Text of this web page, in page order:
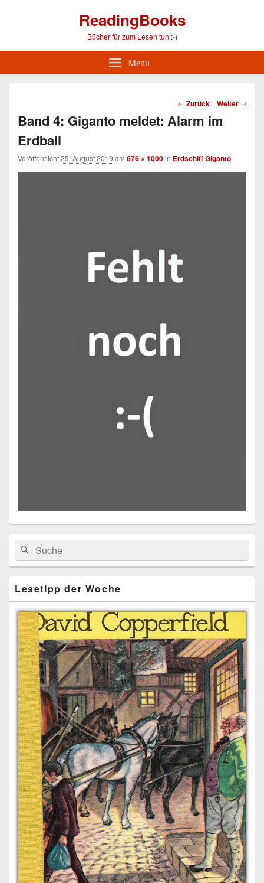
ReadingBooks
Bücher für zum Lesen tun :-)
Menu
Bild-
Navigation
← Zurück Weiter →
Band 4: Giganto meldet: Alarm im
Erdball
Veröffentlicht25. August 2019 am 676 × 1000in Erdschiff Giganto
Primärer
Seitenleisten
Widget-
Bereich
Search
for:
Suche
Lesetipp der Woche